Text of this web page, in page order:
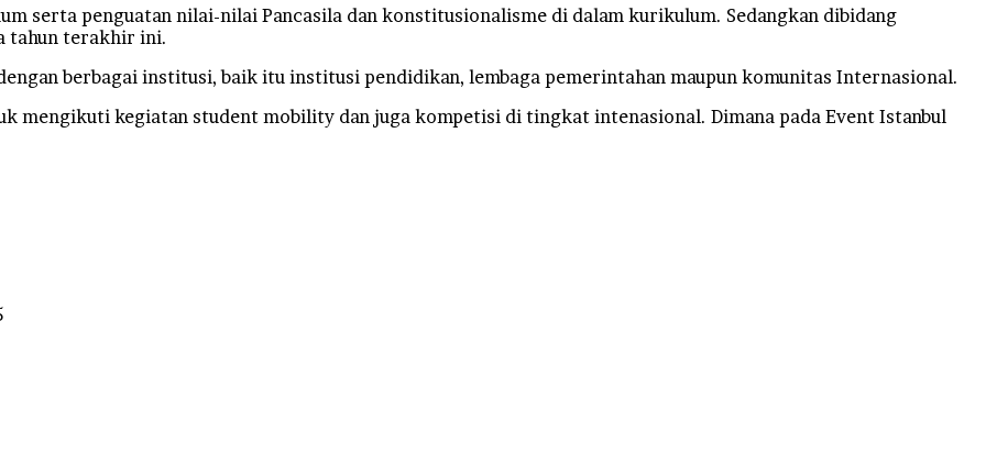
serta penguatan nilai-nilai Pancasila dan konstitusionalisme di dalam kurikulum. Sedangkan dibidang
tahun terakhir ini.
berbagai institusi, baik itu institusi pendidikan, lembaga pemerintahan maupun komunitas Internasional.
mengikuti kegiatan student mobility dan juga kompetisi di tingkat intenasional. Dimana pada Event Istanbul